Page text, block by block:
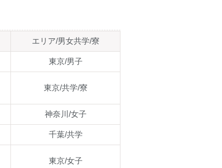
エリア/男女共学/寮
東京/男子
東京/共学/寮
神奈川/女子
千葉/共学
東京/女子